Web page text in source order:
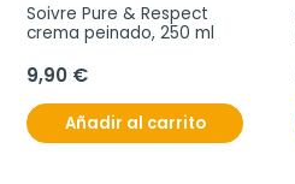
Soivre Pure & Respect
crema peinado, 250 ml
9,90 €
Añadir al carrito